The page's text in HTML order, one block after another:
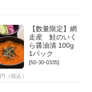
【数量限定】網
走産 鮭のいく
ら醤油漬 100g
1パック
[50-30-0335]
円（税込）